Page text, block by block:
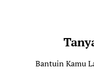
Bantuin Kamu